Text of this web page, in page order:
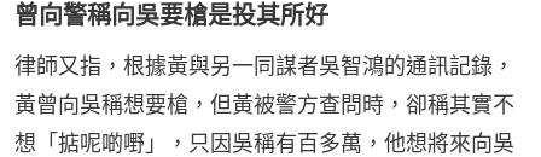
曾向警稱向吳要槍是投其所好
律師又指，根據黃與另一同謀者吳智鴻的通訊記錄，
黃曾向吳稱想要槍，但黃被警方查問時，卻稱其實不
想「掂呢啲嘢」，只因吳稱有百多萬，他想將來向吳